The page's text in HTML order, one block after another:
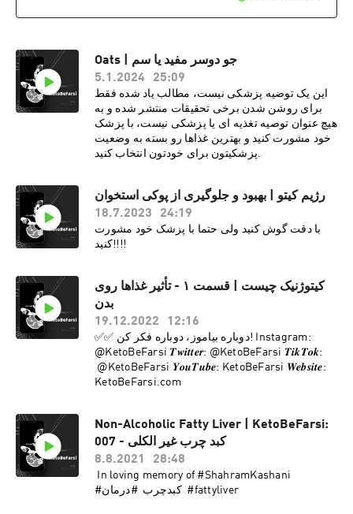
Oats | جو‌ دو‌سر مفید یا سم
5.1.2024
25:09
این یک توضیه پزشکی نیست، مطالب یاد شده فقط
برای روشن شدن برخی تحقیقات منتشر شده و به
هیچ عنوان توصیه تغذیه ای یا پزشکی نیست، با پزشک
خود مشورت کنید و بهترین غذاها رو بسته به وضعیت
پزشکیتون برای خودتون انتخاب کنید.
رژیم کیتو | بهبود و جلوگیری از پوکی استخوان
18.7.2023
24:19
با دقت گوش کنید ولی حتما با پزشک خود مشورت
کنید!!!!
کیتوژنیک چیست | قسمت ۱ - تأثیر غذاها روی
بدن
19.12.2022
12:16
✅✅ دوباره بیاموز، دوباره فکر کن! Instagram:
@KetoBeFarsi 𝑻𝒘𝒊𝒕𝒕𝒆𝒓: @KetoBeFarsi 𝑻𝒊𝒌𝑻𝒐𝒌:
@KetoBeFarsi 𝒀𝒐𝒖𝑻𝒖𝒃𝒆: KetoBeFarsi 𝑾𝒆𝒃𝒔𝒊𝒕𝒆:
KetoBeFarsi.com
Non-Alcoholic Fatty Liver | KetoBeFarsi:
007 - کبد چرب غیر الکلی
8.8.2021
28:48
In loving memory of #ShahramKashani
#کبدچرب #درمان #fattyliver